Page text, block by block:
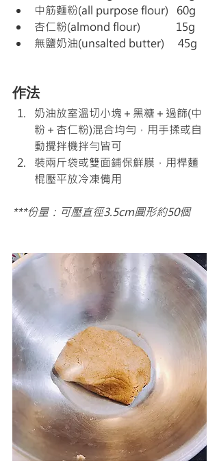
中筋麵粉(all purpose flour)   60g
杏仁粉(almond flour)             15g
無鹽奶油(unsalted butter)     45g
作法
奶油放室溫切小塊＋黑糖＋過篩(中
粉＋杏仁粉)混合均勻，用手揉或自
動攪拌機拌勻皆可
裝兩斤袋或雙面鋪保鮮膜，用桿麵
棍壓平放冷凍備用
***份量：可壓直徑3.5cm圓形約50個